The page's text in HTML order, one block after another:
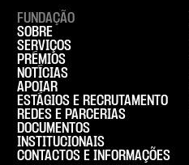
FUNDAÇÃO
SOBRE
SERVIÇOS
PRÉMIOS
NOTÍCIAS
APOIAR
ESTÁGIOS E RECRUTAMENTO
REDES E PARCERIAS
DOCUMENTOS
INSTITUCIONAIS
CONTACTOS E INFORMAÇÕES